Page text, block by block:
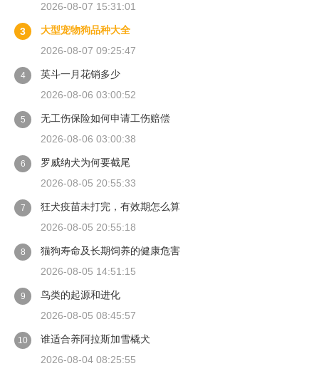
2026-08-07 15:31:01
3
大型宠物狗品种大全
2026-08-07 09:25:47
4
英斗一月花销多少
2026-08-06 03:00:52
5
无工伤保险如何申请工伤赔偿
2026-08-06 03:00:38
6
罗威纳犬为何要截尾
2026-08-05 20:55:33
7
狂犬疫苗未打完，有效期怎么算
2026-08-05 20:55:18
8
猫狗寿命及长期饲养的健康危害
2026-08-05 14:51:15
9
鸟类的起源和进化
2026-08-05 08:45:57
10
谁适合养阿拉斯加雪橇犬
2026-08-04 08:25:55